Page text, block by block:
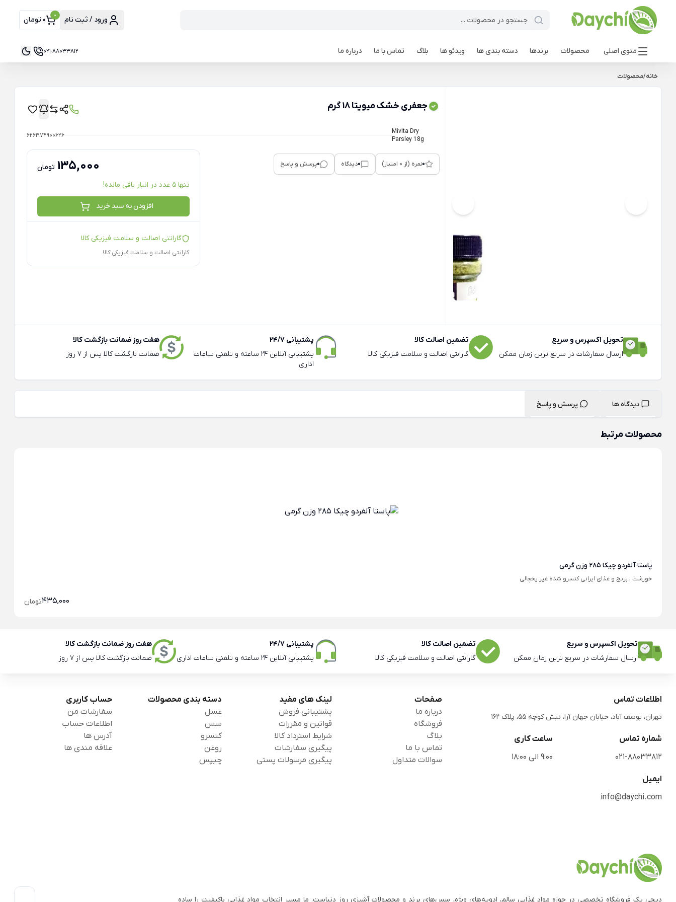
ورود / ثبت نام 0 0 تومان
منوی اصلی محصولات برندها دسته بندی ها ویدئو ها بلاگ تماس با ما درباره ما 021-88033812
خانه/محصولات
جعفری خشک میویتا 18 گرم
Mivita Dry
Parsley 18g
6261974900626
0نمره (از 0 امتیاز) 0دیدگاه 0پرسش و پاسخ 135,000 تومان
تنها 5 عدد در انبار باقی مانده!
افزودن به سبد خرید
گارانتی اصالت و سلامت فیزیکی کالا
گارانتی اصالت و سلامت فیزیکی کالا
تحویل اکسپرس و سریع
ارسال سفارشات در سریع ترین زمان ممکن
تضمین اصالت کالا
گارانتی اصالت و سلامت فیزیکی کالا
پشتیبانی 24/7
پشتیبانی آنلاین 24 ساعته و تلفنی ساعات
اداری
هفت روز ضمانت بازگشت کالا
ضمانت بازگشت کالا پس از 7 روز
دیدگاه ها پرسش و پاسخ
محصولات مرتبط
پاستا آلفردو چیکا 285 وزن گرمی
خورشت ، برنج و غذای ایرانی کنسرو شده غیر یخچالی
435,000تومان
تحویل اکسپرس و سریع
ارسال سفارشات در سریع ترین زمان ممکن
تضمین اصالت کالا
گارانتی اصالت و سلامت فیزیکی کالا
پشتیبانی 24/7
پشتیبانی آنلاین 24 ساعته و تلفنی ساعات اداری
هفت روز ضمانت بازگشت کالا
ضمانت بازگشت کالا پس از 7 روز
اطلاعات تماس
تهران، یوسف آباد، خیابان جهان آرا، نبش کوچه 55، پلاک 162
شماره تماس
021-88033812
ساعت کاری
9:00 الی 18:00
ایمیل
info@daychi.com
صفحات
درباره ما
فروشگاه
بلاگ
تماس با ما
سوالات متداول
لینک های مفید
پشتیبانی فروش
قوانین و مقررات
شرایط استرداد کالا
پیگیری سفارشات
پیگیری مرسولات پستی
دسته بندی محصولات
عسل
سس
کنسرو
روغن
چیپس
حساب کاربری
سفارشات من
اطلاعات حساب
آدرس ها
علاقه مندی ها
دیچی یک فروشگاه تخصصی در حوزه مواد غذایی سالم، ادویه‌های ویژه، سس‌های برند و محصولات آشپزی روز دنیاست. ما مسیر انتخاب مواد غذایی باکیفیت را ساده